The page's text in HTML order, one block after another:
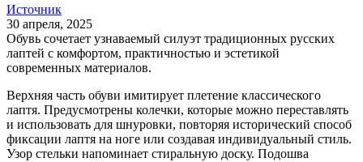
Источник
30 апреля, 2025
Обувь сочетает узнаваемый силуэт традиционных русских
лаптей с комфортом, практичностью и эстетикой
современных материалов.
Верхняя часть обуви имитирует плетение классического
лаптя. Предусмотрены колечки, которые можно переставлять
и использовать для шнуровки, повторяя исторический способ
фиксации лаптя на ноге или создавая индивидуальный стиль.
Узор стельки напоминает стиральную доску. Подошва